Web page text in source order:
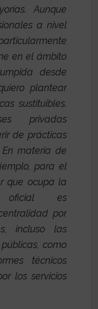
Aunque
a nivel
en el ámbito
desde
plantear
sustituibles.
privadas
de prácticas
materia de
para el
que ocupa la
oficial es
por
incluso las
como
técnicos
los servicios